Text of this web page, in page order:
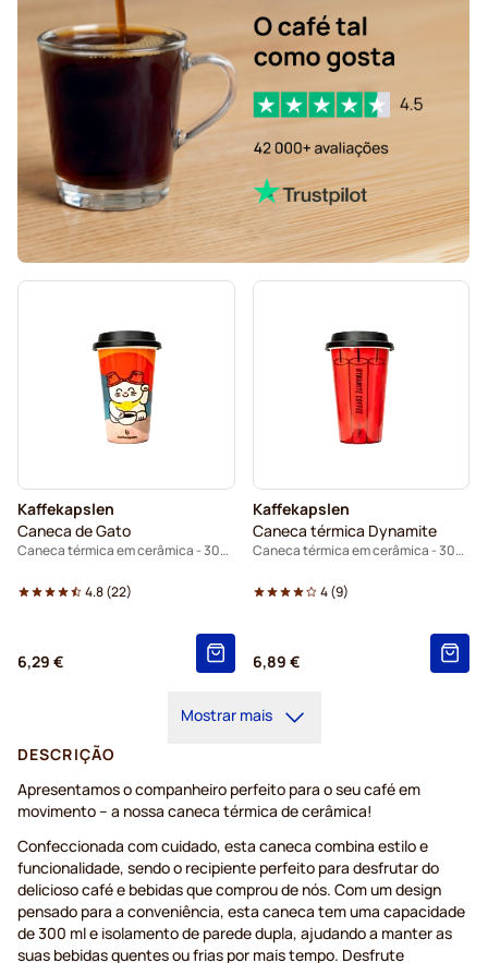
Kaffekapslen
Caneca de Gato
Caneca térmica em cerâmica - 300ml.
4.8(22)
6,29 €
Kaffekapslen
Caneca térmica Dynamite
Caneca térmica em cerâmica - 300ml
4(9)
6,89 €
Mostrar mais
DESCRIÇÃO
Apresentamos o companheiro perfeito para o seu café em
movimento – a nossa caneca térmica de cerâmica!
Confeccionada com cuidado, esta caneca combina estilo e
funcionalidade, sendo o recipiente perfeito para desfrutar do
delicioso café e bebidas que comprou de nós. Com um design
pensado para a conveniência, esta caneca tem uma capacidade
de 300 ml e isolamento de parede dupla, ajudando a manter as
suas bebidas quentes ou frias por mais tempo. Desfrute